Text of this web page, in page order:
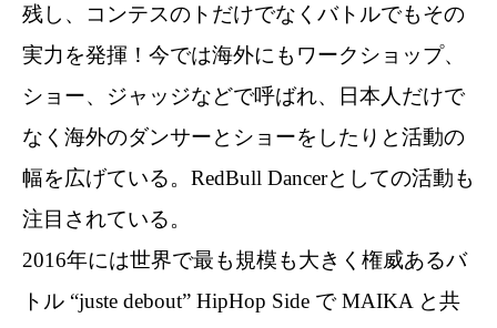
残し、コンテスのトだけでなくバトルでもその
実力を発揮！今では海外にもワークショップ、
ショー、ジャッジなどで呼ばれ、日本人だけで
なく海外のダンサーとショーをしたりと活動の
幅を広げている。RedBull Dancerとしての活動も
注目されている。
2016年には世界で最も規模も大きく権威あるバ
トル “juste debout” HipHop Side で MAIKA と共